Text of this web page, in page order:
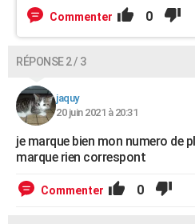
Commenter 0
RÉPONSE 2 / 3
jaquy
20 juin 2021 à 20:31
je marque bien mon numero de
marque rien correspont
Commenter 0